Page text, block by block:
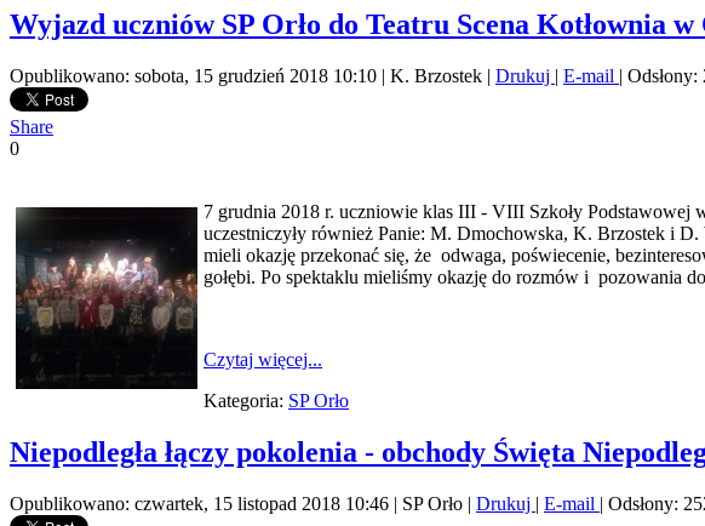
Wyjazd uczniów SP Orło do Teatru Scena Kotłownia
Opublikowano: sobota, 15 grudzień 2018 10:10 | K. Brzostek | Drukuj | E-mail | Odsłony:
Share
0
7 grudnia 2018 r. uczniowie klas III - VIII Szkoły
uczestniczyły również Panie: M. Dmochowska, K. Brzostek i
mieli okazję przekonać się, że odwaga, poświecenie,
gołębi. Po spektaklu mieliśmy okazję do rozmów i pozowania
Czytaj więcej...
Kategoria: SP Orło
Niepodległa łączy pokolenia - obchody Święta
Opublikowano: czwartek, 15 listopad 2018 10:46 | SP Orło | Drukuj | E-mail | Odsłony: